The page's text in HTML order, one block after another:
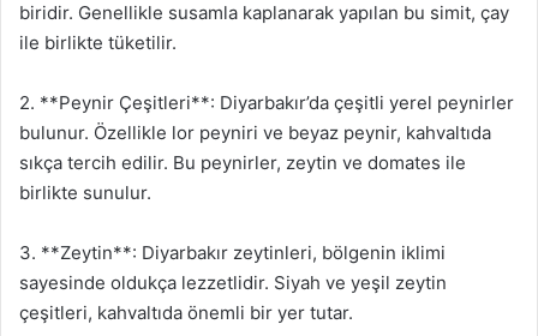
biridir. Genellikle susamla kaplanarak yapılan bu simit, çay
ile birlikte tüketilir.
2. **Peynir Çeşitleri**: Diyarbakır’da çeşitli yerel peynirler
bulunur. Özellikle lor peyniri ve beyaz peynir, kahvaltıda
sıkça tercih edilir. Bu peynirler, zeytin ve domates ile
birlikte sunulur.
3. **Zeytin**: Diyarbakır zeytinleri, bölgenin iklimi
sayesinde oldukça lezzetlidir. Siyah ve yeşil zeytin
çeşitleri, kahvaltıda önemli bir yer tutar.